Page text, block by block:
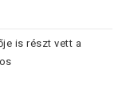
is részt vett a